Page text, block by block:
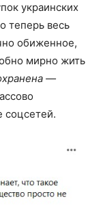
украинских
теперь весь
обиженное,
мирно жить
—
соцсетей.